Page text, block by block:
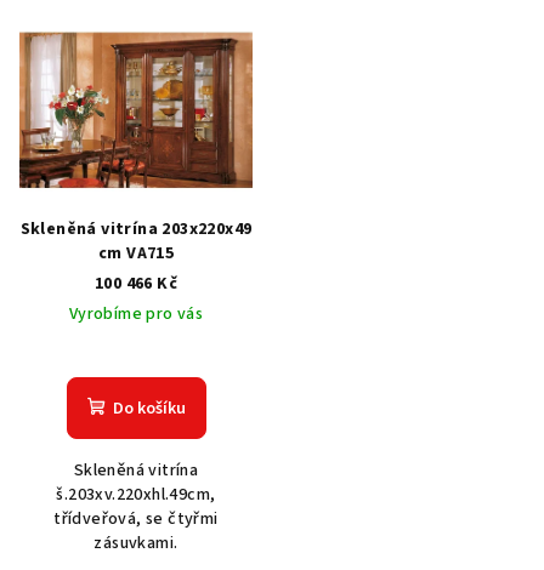
Skleněná vitrína 203x220x49
cm VA715
100 466 Kč
Vyrobíme pro vás
Do košíku
Skleněná vitrína
š.203xv.220xhl.49cm,
třídveřová, se čtyřmi
zásuvkami.